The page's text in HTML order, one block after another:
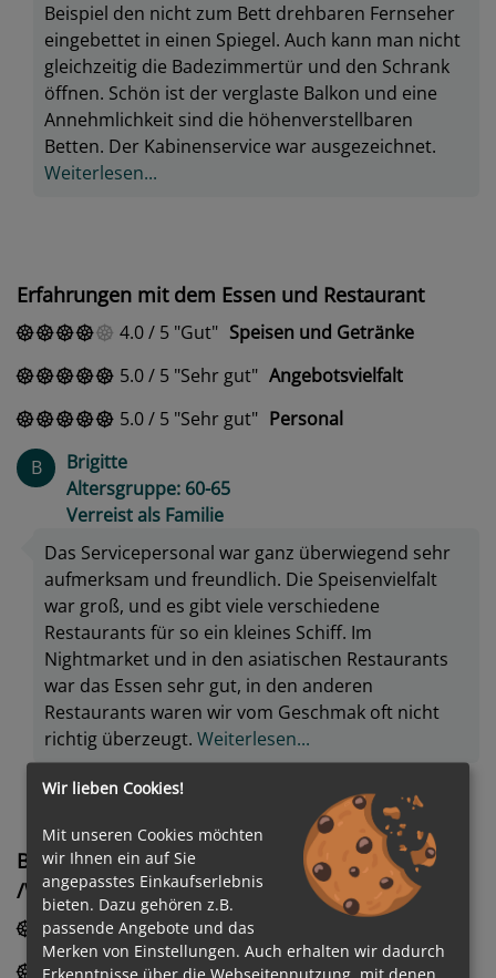
Beispiel den nicht zum Bett drehbaren Fernseher
eingebettet in einen Spiegel. Auch kann man nicht
gleichzeitig die Badezimmertür und den Schrank
öffnen. Schön ist der verglaste Balkon und eine
Annehmlichkeit sind die höhenverstellbaren
Betten. Der Kabinenservice war ausgezeichnet.
Weiterlesen...
Erfahrungen mit dem Essen und Restaurant
4.0/ 5 Gut
Speisen und Getränke
5.0/ 5 Sehr gut
Angebotsvielfalt
5.0/ 5 Sehr gut
Personal
B
Brigitte
Altersgruppe: 60-65
Verreist als Familie
Das Servicepersonal war ganz überwiegend sehr
aufmerksam und freundlich. Die Speisenvielfalt
war groß, und es gibt viele verschiedene
Restaurants für so ein kleines Schiff. Im
Nightmarket und in den asiatischen Restaurants
war das Essen sehr gut, in den anderen
Restaurants waren wir vom Geschmak oft nicht
richtig überzeugt. Weiterlesen...
Bewertung des Unterhaltungs- / Sport-
/Wellnessangebot
5.0/5 Sehr gut
5.0/5 Sehr gut Wellnessangebote
Wir lieben Cookies!
Mit unseren Cookies möchten
wir Ihnen ein auf Sie
angepasstes Einkaufserlebnis
bieten. Dazu gehören z.B.
passende Angebote und das
Merken von Einstellungen. Auch erhalten wir dadurch